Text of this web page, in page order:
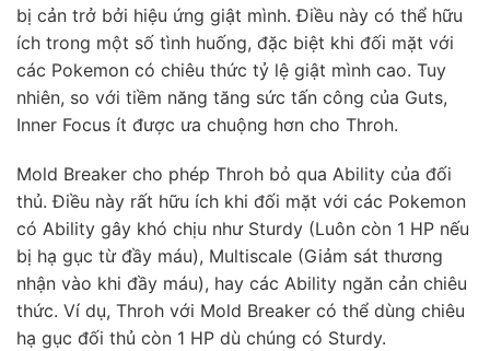
bị cản trở bởi hiệu ứng giật mình. Điều này có thể hữu
ích trong một số tình huống, đặc biệt khi đối mặt với
các Pokemon có chiêu thức tỷ lệ giật mình cao. Tuy
nhiên, so với tiềm năng tăng sức tấn công của Guts,
Inner Focus ít được ưa chuộng hơn cho Throh.
Mold Breaker cho phép Throh bỏ qua Ability của đối
thủ. Điều này rất hữu ích khi đối mặt với các Pokemon
có Ability gây khó chịu như Sturdy (Luôn còn 1 HP nếu
bị hạ gục từ đầy máu), Multiscale (Giảm sát thương
nhận vào khi đầy máu), hay các Ability ngăn cản chiêu
thức. Ví dụ, Throh với Mold Breaker có thể dùng chiêu
hạ gục đối thủ còn 1 HP dù chúng có Sturdy.